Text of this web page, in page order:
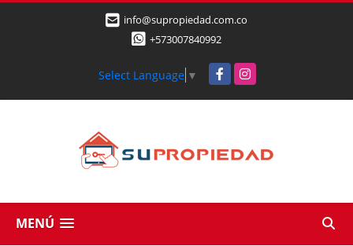
info@supropiedad.com.co
+573007840992
Select Language ▼ FacebookInstagram
MENÚ